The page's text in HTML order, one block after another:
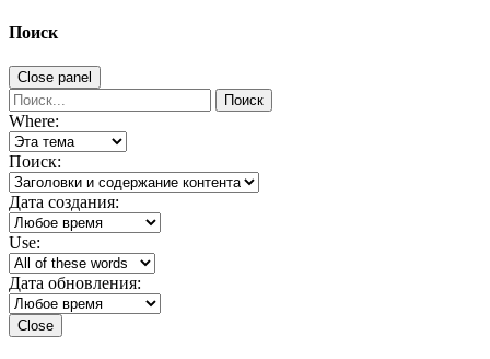
Поиск
Close panel
Поиск
Where:
Поиск:
Дата создания:
Use:
Дата обновления:
Close